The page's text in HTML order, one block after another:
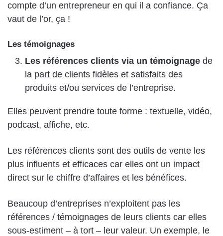
compte d’un entrepreneur en qui il a confiance. Ça
vaut de l’or, ça !
Les témoignages
Les références clients via un témoignage de
la part de clients fidèles et satisfaits des
produits et/ou services de l’entreprise.
Elles peuvent prendre toute forme : textuelle, vidéo,
podcast, affiche, etc.
Les références clients sont des outils de vente les
plus influents et efficaces car elles ont un impact
direct sur le chiffre d’affaires et les bénéfices.
Beaucoup d’entreprises n’exploitent pas les
références / témoignages de leurs clients car elles
sous-estiment – à tort – leur valeur. Un exemple, le